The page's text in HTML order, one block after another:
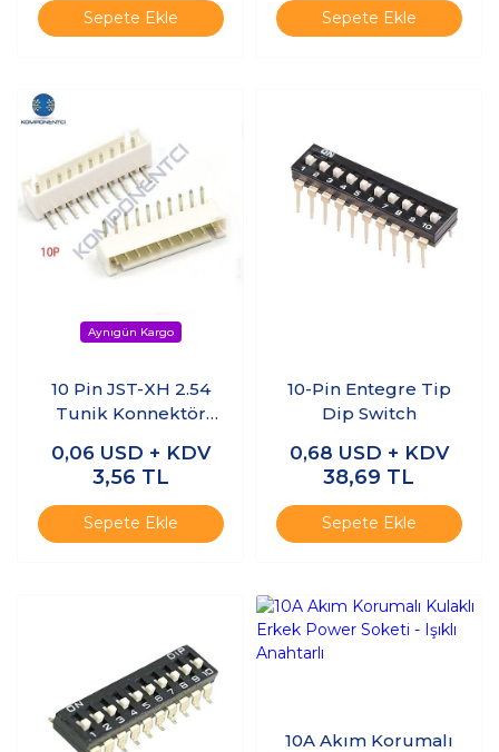
Sepete Ekle Sepete Ekle
10 Pin JST-XH 2.54
Tunik Konnektör
0,06 USD + KDV
3,56 TL
Sepete Ekle
10-Pin Entegre Tip
Dip Switch
0,68 USD + KDV
38,69 TL
Sepete Ekle
10A Akım Korumalı